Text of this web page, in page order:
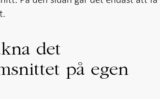
det
på egen